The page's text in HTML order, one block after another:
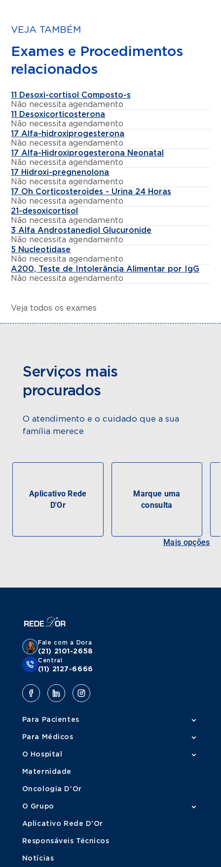
VEJA TAMBÉM
Exames e Procedimentos
relacionados
11 Desoxi-cortisol Composto-s
Não necessita agendamento
11 Desoxicorticosterona
Não necessita agendamento
17 Alfa-hidroxiprogesterona
Não necessita agendamento
17 Alfa-Hidroxiprogesterona Neonatal
Não necessita agendamento
17 Hidroxi-pregnenolona
Não necessita agendamento
17 Oh Corticosteroides - Urina 24 Horas
Não necessita agendamento
21-desoxicortisol
Não necessita agendamento
3 Alfa Androstanediol Glucuronide
Não necessita agendamento
5 Nucleotidase
Não necessita agendamento
A200, Teste de Intolerância Alimentar por IgG
Não necessita agendamento
Veja todos os exames
Serviços mais
procurados
O atendimento e o cuidado que a sua
família merece
Aplicativo Rede
D'Or
Marque uma
consulta
Mais opções
Fale com a Dora
(21) 2101-2658
Central
(11) 2127-6666
Para Pacientes
Para Médicos
O Hospital
Maternidade
Oncologia D'Or
O Grupo
Aplicativo Rede D'Or
Responsáveis Técnicos
Notícias